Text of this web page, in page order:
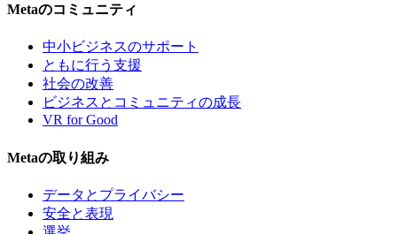
Metaのコミュニティ
中小ビジネスのサポート
ともに行う支援
社会の改善
ビジネスとコミュニティの成長
VR for Good
Metaの取り組み
データとプライバシー
安全と表現